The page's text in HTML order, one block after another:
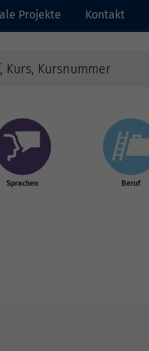
Projekte Kontakt
Sprachen Beruf